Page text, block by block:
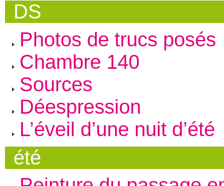
DS
Photos de trucs posés
Chambre 140
Sources
Déespression
L’éveil d’une nuit d’été
été